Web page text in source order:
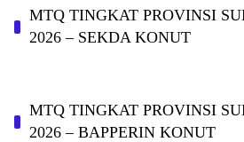
MTQ TINGKAT PROVINSI
2026 – SEKDA KONUT
MTQ TINGKAT PROVINSI
2026 – BAPPERIN KONUT